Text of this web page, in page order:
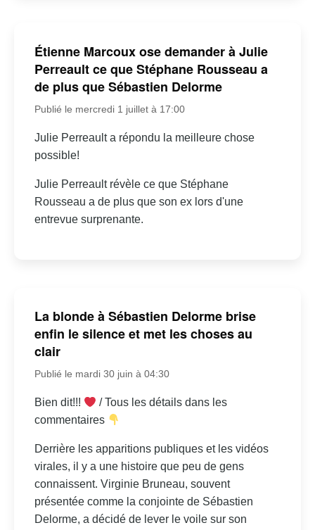
Étienne Marcoux ose demander à Julie
Perreault ce que Stéphane Rousseau a
de plus que Sébastien Delorme
Publié le mercredi 1 juillet à 17:00
Julie Perreault a répondu la meilleure chose
possible!
Julie Perreault révèle ce que Stéphane
Rousseau a de plus que son ex lors d'une
entrevue surprenante.
La blonde à Sébastien Delorme brise
enfin le silence et met les choses au
clair
Publié le mardi 30 juin à 04:30
Bien dit!!!
/ Tous les détails dans les
commentaires
Derrière les apparitions publiques et les vidéos
virales, il y a une histoire que peu de gens
connaissent. Virginie Bruneau, souvent
présentée comme la conjointe de Sébastien
Delorme, a décidé de lever le voile sur son